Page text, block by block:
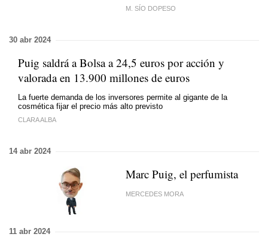
M. SÍO DOPESO
30 abr 2024
Puig saldrá a Bolsa a 24,5 euros por acción y
valorada en 13.900 millones de euros
La fuerte demanda de los inversores permite al gigante de la
cosmética fijar el precio más alto previsto
CLARA ALBA
14 abr 2024
Marc Puig, el perfumista
MERCEDES MORA
11 abr 2024